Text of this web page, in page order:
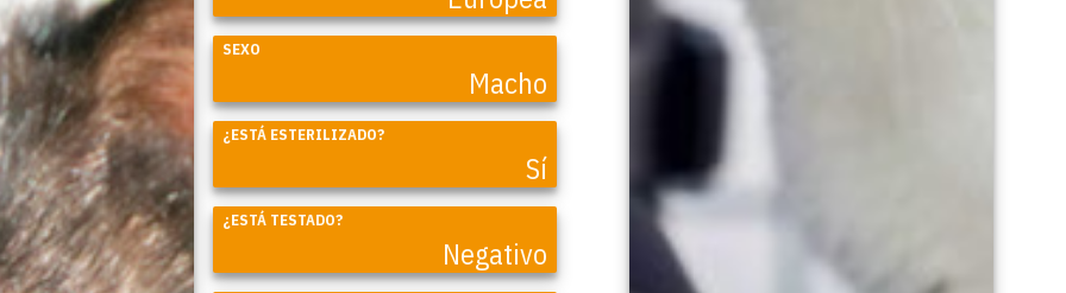
SEXO
Macho
¿ESTÁ ESTERILIZADO?
Sí
¿ESTÁ TESTADO?
Negativo